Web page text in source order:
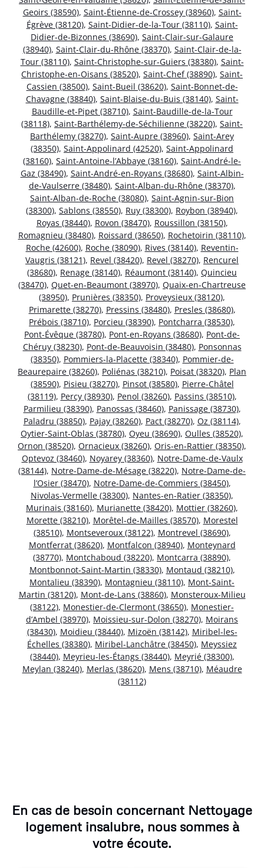
Geoirs (38590), Saint-Étienne-de-Crossey (38960), Saint-
Égrève (38120), Saint-Didier-de-la-Tour (38110), Saint-
Didier-de-Bizonnes (38690), Saint-Clair-sur-Galaure
(38940), Saint-Clair-du-Rhône (38370), Saint-Clair-de-la-
Tour (38110), Saint-Christophe-sur-Guiers (38380), Saint-
Christophe-en-Oisans (38520), Saint-Chef (38890), Saint-
Cassien (38500), Saint-Bueil (38620), Saint-Bonnet-de-
Chavagne (38840), Saint-Blaise-du-Buis (38140), Saint-
Baudille-et-Pipet (38710), Saint-Baudille-de-la-Tour
(38118), Saint-Barthélemy-de-Séchilienne (38220), Saint-
Barthélemy (38270), Saint-Aupre (38960), Saint-Arey
(38350), Saint-Appolinard (42520), Saint-Appolinard
(38160), Saint-Antoine-l’Abbaye (38160), Saint-André-le-
Gaz (38490), Saint-André-en-Royans (38680), Saint-Albin-
de-Vaulserre (38480), Saint-Alban-du-Rhône (38370),
Saint-Alban-de-Roche (38080), Saint-Agnin-sur-Bion
(38300), Sablons (38550), Ruy (38300), Roybon (38940),
Royas (38440), Rovon (38470), Roussillon (38150),
Romagnieu (38480), Roissard (38650), Rochetoirin (38110),
Roche (42600), Roche (38090), Rives (38140), Reventin-
Vaugris (38121), Revel (38420), Revel (38270), Rencurel
(38680), Renage (38140), Réaumont (38140), Quincieu
(38470), Quet-en-Beaumont (38970), Quaix-en-Chartreuse
(38950), Prunières (38350), Proveysieux (38120),
Primarette (38270), Pressins (38480), Presles (38680),
Prébois (38710), Porcieu (38390), Pontcharra (38530),
Pont-Évêque (38780), Pont-en-Royans (38680), Pont-de-
Chéruy (38230), Pont-de-Beauvoisin (38480), Ponsonnas
(38350), Pommiers-la-Placette (38340), Pommier-de-
Beaurepaire (38260), Poliénas (38210), Poisat (38320), Plan
(38590), Pisieu (38270), Pinsot (38580), Pierre-Châtel
(38119), Percy (38930), Penol (38260), Passins (38510),
Parmilieu (38390), Panossas (38460), Panissage (38730),
Paladru (38850), Pajay (38260), Pact (38270), Oz (38114),
Oytier-Saint-Oblas (38780), Oyeu (38690), Oulles (38520),
Ornon (38520), Ornacieux (38260), Oris-en-Rattier (38350),
Optevoz (38460), Noyarey (38360), Notre-Dame-de-Vaulx
(38144), Notre-Dame-de-Mésage (38220), Notre-Dame-de-
l’Osier (38470), Notre-Dame-de-Commiers (38450),
Nivolas-Vermelle (38300), Nantes-en-Ratier (38350),
Murinais (38160), Murianette (38420), Mottier (38260),
Morette (38210), Morêtel-de-Mailles (38570), Morestel
(38510), Montseveroux (38122), Montrevel (38690),
Montferrat (38620), Montfalcon (38940), Monteynard
(38770), Montchaboud (38220), Montcarra (38890),
Montbonnot-Saint-Martin (38330), Montaud (38210),
Montalieu (38390), Montagnieu (38110), Mont-Saint-
Martin (38120), Mont-de-Lans (38860), Monsteroux-Milieu
(38122), Monestier-de-Clermont (38650), Monestier-
d’Ambel (38970), Moissieu-sur-Dolon (38270), Moirans
(38430), Moidieu (38440), Mizoën (38142), Miribel-les-
Échelles (38380), Miribel-Lanchâtre (38450), Meyssiez
(38440), Meyrieu-les-Étangs (38440), Meyrié (38300),
Meylan (38240), Merlas (38620), Mens (38710), Méaudre
(38112)
En cas de besoin concernant Nettoyage
logement insalubre, nous sommes à
votre écoute.